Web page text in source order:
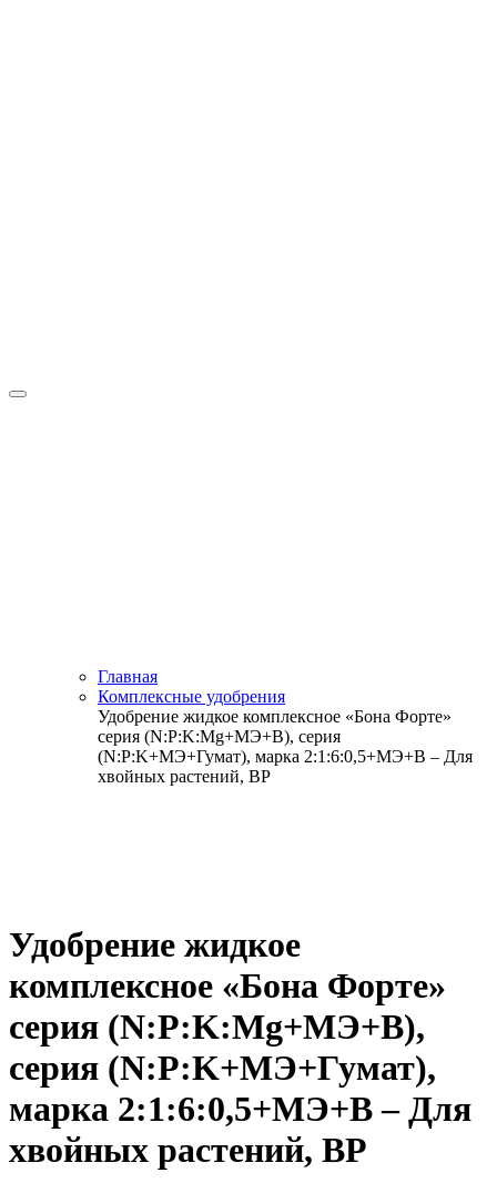
Главная
Комплексные удобрения
Удобрение жидкое комплексное «Бона Форте»
серия (N:P:K:Mg+МЭ+В), серия
(N:P:K+МЭ+Гумат), марка 2:1:6:0,5+МЭ+В – Для
хвойных растений, ВР
Удобрение жидкое
комплексное «Бона Форте»
серия (N:P:K:Mg+МЭ+В),
серия (N:P:K+МЭ+Гумат),
марка 2:1:6:0,5+МЭ+В – Для
хвойных растений, ВР